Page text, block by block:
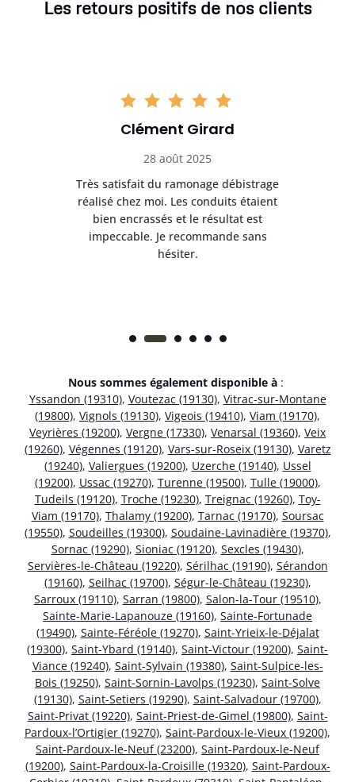
Les retours positifs de nos clients
Clément Girard
28 août 2025
Très satisfait du ramonage débistrage
réalisé chez moi. Les conduits étaient
bien encrassés et le résultat est
impeccable. Je recommande sans
hésiter.
Nous sommes également disponible à :
Yssandon (19310), Voutezac (19130), Vitrac-sur-Montane
(19800), Vignols (19130), Vigeois (19410), Viam (19170),
Veyrières (19200), Vergne (17330), Venarsal (19360), Veix
(19260), Végennes (19120), Vars-sur-Roseix (19130), Varetz
(19240), Valiergues (19200), Uzerche (19140), Ussel
(19200), Ussac (19270), Turenne (19500), Tulle (19000),
Tudeils (19120), Troche (19230), Treignac (19260), Toy-
Viam (19170), Thalamy (19200), Tarnac (19170), Soursac
(19550), Soudeilles (19300), Soudaine-Lavinadière (19370),
Sornac (19290), Sioniac (19120), Sexcles (19430),
Servières-le-Château (19220), Sérilhac (19190), Sérandon
(19160), Seilhac (19700), Ségur-le-Château (19230),
Sarroux (19110), Sarran (19800), Salon-la-Tour (19510),
Sainte-Marie-Lapanouze (19160), Sainte-Fortunade
(19490), Sainte-Féréole (19270), Saint-Yrieix-le-Déjalat
(19300), Saint-Ybard (19140), Saint-Victour (19200), Saint-
Viance (19240), Saint-Sylvain (19380), Saint-Sulpice-les-
Bois (19250), Saint-Sornin-Lavolps (19230), Saint-Solve
(19130), Saint-Setiers (19290), Saint-Salvadour (19700),
Saint-Privat (19220), Saint-Priest-de-Gimel (19800), Saint-
Pardoux-l’Ortigier (19270), Saint-Pardoux-le-Vieux (19200),
Saint-Pardoux-le-Neuf (23200), Saint-Pardoux-le-Neuf
(19200), Saint-Pardoux-la-Croisille (19320), Saint-Pardoux-